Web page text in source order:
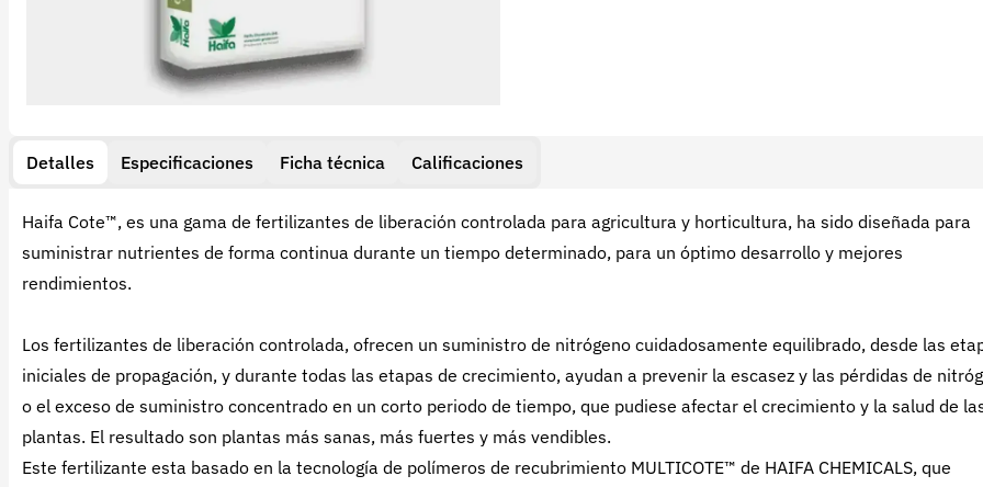
Detalles Especificaciones Ficha técnica Calificaciones
Haifa Cote™, es una gama de fertilizantes de liberación controlada para agricultura y horticultura, ha sido diseñada para
suministrar nutrientes de forma continua durante un tiempo determinado, para un óptimo desarrollo y mejores
rendimientos.
Los fertilizantes de liberación controlada, ofrecen un suministro de nitrógeno cuidadosamente equilibrado, desde las
iniciales de propagación, y durante todas las etapas de crecimiento, ayudan a prevenir la escasez y las pérdidas de
o el exceso de suministro concentrado en un corto periodo de tiempo, que pudiese afectar el crecimiento y la salud de
plantas. El resultado son plantas más sanas, más fuertes y más vendibles.
Este fertilizante esta basado en la tecnología de polímeros de recubrimiento MULTICOTE™ de HAIFA CHEMICALS, que